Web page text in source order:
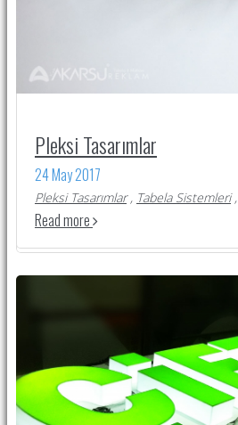
Pleksi Tasarımlar
24 May 2017
Pleksi Tasarımlar, Tabela Sistemleri,
Read more